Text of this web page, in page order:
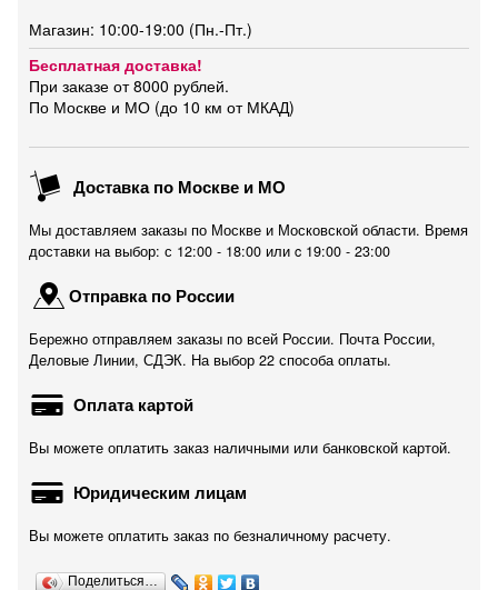
Магазин: 10:00-19:00 (Пн.-Пт.)
Бесплатная доставка!
При заказе от 8000 рублей.
По Москве и МО (до 10 км от МКАД)
Доставка по Москве и МО
Мы доставляем заказы по Москве и Московской области. Время
доставки на выбор: с 12:00 - 18:00 или c 19:00 - 23:00
Отправка по России
Бережно отправляем заказы по всей России. Почта России,
Деловые Линии, СДЭК. На выбор 22 способа оплаты.
Оплата картой
Вы можете оплатить заказ наличными или банковской картой.
Юридическим лицам
Вы можете оплатить заказ по безналичному расчету.
Поделиться…